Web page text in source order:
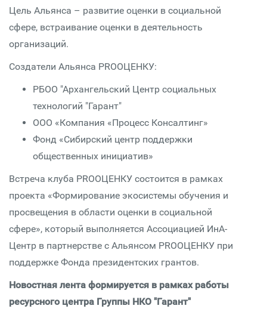
Цель Альянса – развитие оценки в социальной
сфере, встраивание оценки в деятельность
организаций.
Создатели Альянса PROОЦЕНКУ:
РБОО "Архангельский Центр социальных
технологий "Гарант"
ООО «Компания «Процесс Консалтинг»
Фонд «Сибирский центр поддержки
общественных инициатив»
Встреча клуба PROОЦЕНКУ состоится в рамках
проекта «Формирование экосистемы обучения и
просвещения в области оценки в социальной
сфере», который выполняется Ассоциацией ИнА-
Центр в партнерстве с Альянсом PROОЦЕНКУ при
поддержке Фонда президентских грантов.
Новостная лента формируется в рамках работы
ресурсного центра Группы НКО "Гарант"